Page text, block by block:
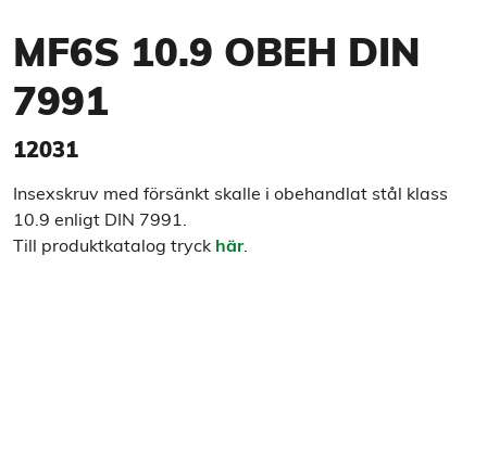
MF6S 10.9 OBEH DIN
7991
12031
Insexskruv med försänkt skalle i obehandlat stål klass
10.9 enligt DIN 7991.
Till produktkatalog tryck här.